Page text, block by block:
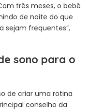
três meses, o bebê
de noite do que
sejam frequentes”,
sono para o
de criar uma rotina
conselho da